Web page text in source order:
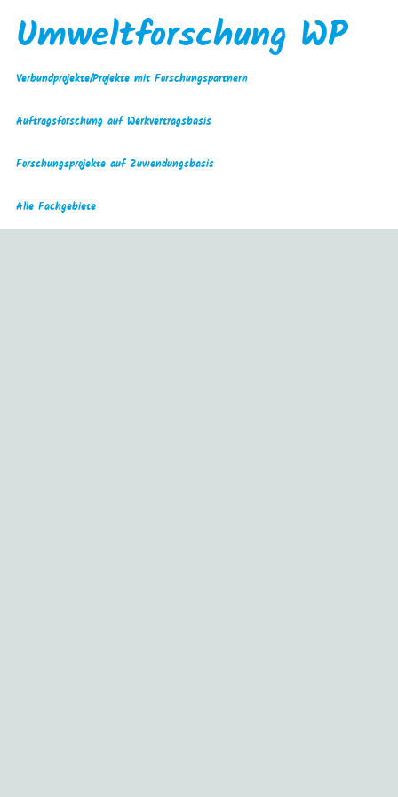
Umweltforschung WP
Verbundprojekte/Projekte mit Forschungspartnern
Auftragsforschung auf Werkvertragsbasis
Forschungsprojekte auf Zuwendungsbasis
Alle Fachgebiete